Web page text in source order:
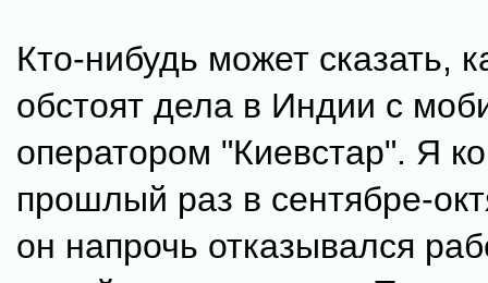
Кто-нибудь может сказать,
обстоят дела в Индии с
оператором "Киевстар". Я
прошлый раз в сентябре-
он напрочь отказывался